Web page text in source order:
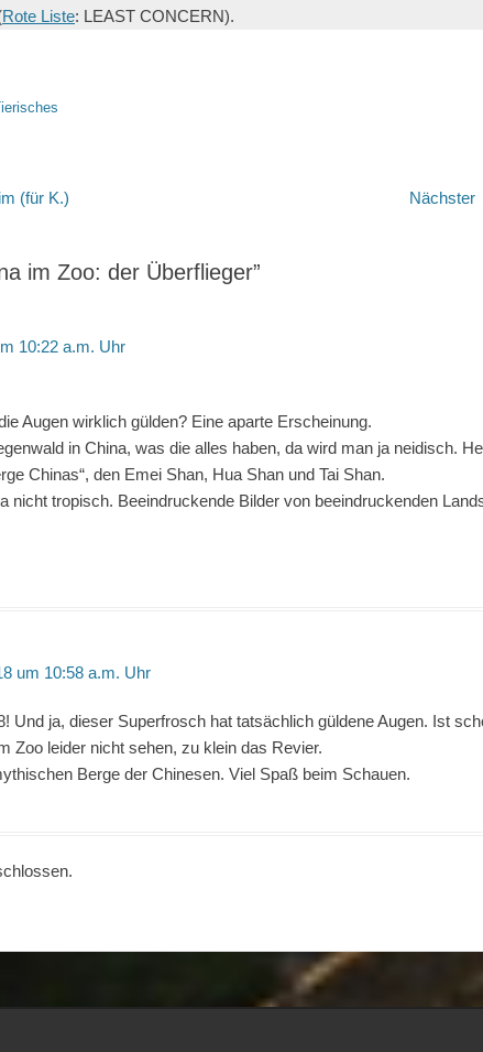
Rote Liste: LEAST CONCERN).
(für K.) Nächster
im Zoo: der Überflieger”
10:22 a.m. Uhr
Augen wirklich gülden? Eine aparte Erscheinung.
in China, was die alles haben, da wird man ja neidisch.
Chinas“, den Emei Shan, Hua Shan und Tai Shan.
nicht tropisch. Beeindruckende Bilder von beeindruckenden
um 10:58 a.m. Uhr
Und ja, dieser Superfrosch hat tatsächlich güldene Augen. Ist
Zoo leider nicht sehen, zu klein das Revier.
Berge der Chinesen. Viel Spaß beim Schauen.